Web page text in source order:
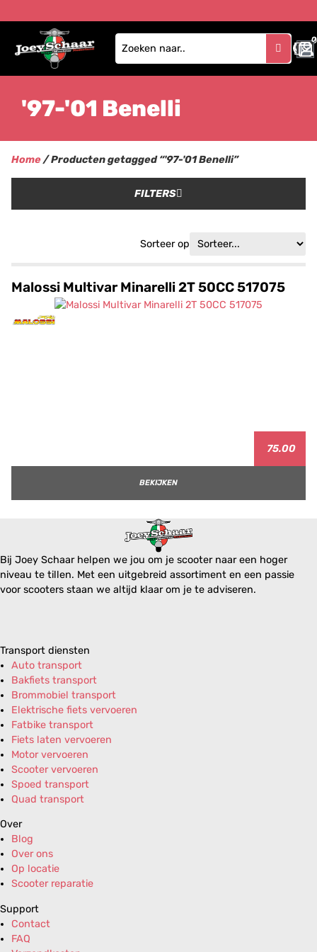
0
0
'97-'01 Benelli
Home/ Producten getagged “'97-'01 Benelli”
FILTERS
Sorteer op
Malossi Multivar Minarelli 2T 50CC 517075
75.00
BEKIJKEN
Bij Joey Schaar helpen we jou om je scooter naar een hoger
niveau te tillen. Met een uitgebreid assortiment en een passie
voor scooters staan we altijd klaar om je te adviseren.
Transport diensten
Auto transport
Bakfiets transport
Brommobiel transport
Elektrische fiets vervoeren
Fatbike transport
Fiets laten vervoeren
Motor vervoeren
Scooter vervoeren
Spoed transport
Quad transport
Over
Blog
Over ons
Op locatie
Scooter reparatie
Support
Contact
FAQ